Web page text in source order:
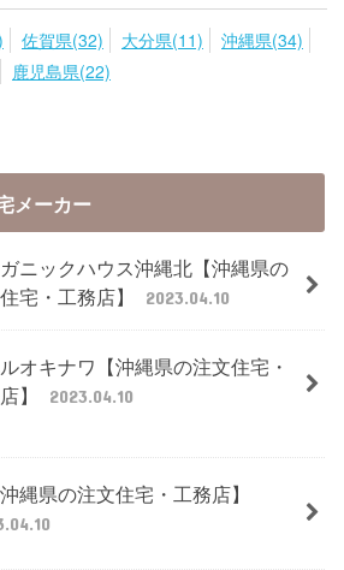
佐賀県(32) 大分県(11)
沖縄県(34)
鹿児島県(22)
メーカー
ニックハウス沖縄北【沖縄県の
宅・工務店】
2023.04.10
オキナワ【沖縄県の注文住宅・
】
2023.04.10
縄県の注文住宅・工務店】